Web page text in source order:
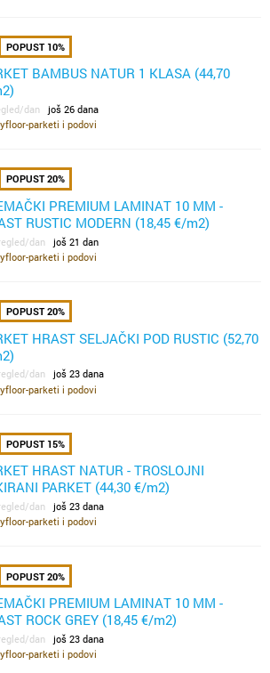
POPUST 10%
BAMBUS NATUR 1 KLASA (44,70
dan još 26 dana
parketi i podovi
POPUST 20%
PREMIUM LAMINAT 10 MM -
RUSTIC MODERN (18,45 €/m2)
dan još 21 dan
parketi i podovi
POPUST 20%
HRAST SELJAČKI POD RUSTIC (52,70
dan još 23 dana
parketi i podovi
POPUST 15%
HRAST NATUR - TROSLOJNI
PARKET (44,30 €/m2)
dan još 23 dana
parketi i podovi
POPUST 20%
PREMIUM LAMINAT 10 MM -
ROCK GREY (18,45 €/m2)
dan još 23 dana
parketi i podovi